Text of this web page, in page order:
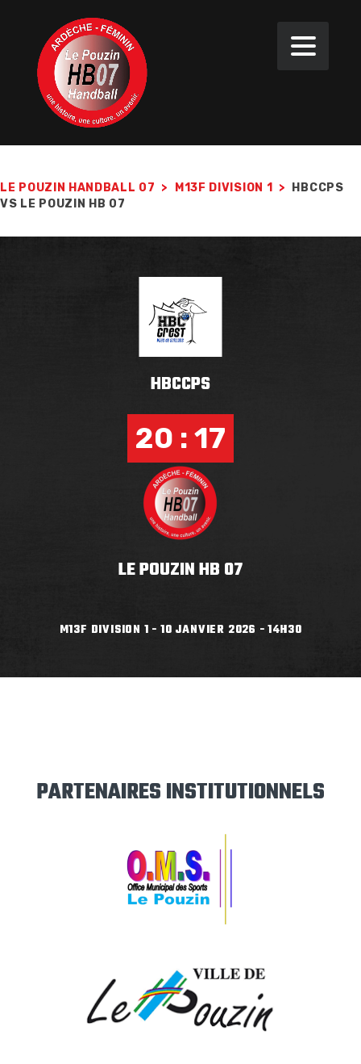
LE POUZIN HANDBALL 07 > M13F DIVISION 1 >
HBCCPS
VS LE POUZIN HB 07
HBCCPS
20 : 17
LE POUZIN HB 07
M13F DIVISION 1 - 10 JANVIER 2026 - 14H30
PARTENAIRES INSTITUTIONNELS